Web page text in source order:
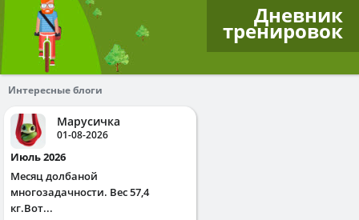
Дневник
тренировок
Интересные блоги
Марусичка
01-08-2026
Июль 2026
Месяц долбаной
многозадачности. Вес 57,4
кг.Вот...